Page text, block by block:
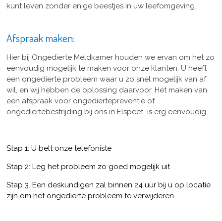
kunt leven zonder enige beestjes in uw leefomgeving.
Afspraak maken:
Hier bij Ongedierte Meldkamer houden we ervan om het zo
eenvoudig mogelijk te maken voor onze klanten. U heeft
een ongedierte probleem waar u zo snel mogelijk van af
wil, en wij hebben de oplossing daarvoor. Het maken van
een afspraak voor ongediertepreventie of
ongediertebestrijding bij ons in Elspeet is erg eenvoudig.
Stap 1: U belt onze telefoniste
Stap 2: Leg het probleem zo goed mogelijk uit
Stap 3. Een deskundigen zal binnen 24 uur bij u op locatie
zijn om het ongedierte probleem te verwijderen